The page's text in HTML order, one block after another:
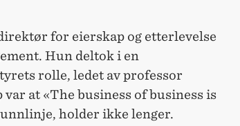
for eierskap og etterlevelse
Hun deltok i en
rolle, ledet av professor
at «The business of business is
holder ikke lenger.